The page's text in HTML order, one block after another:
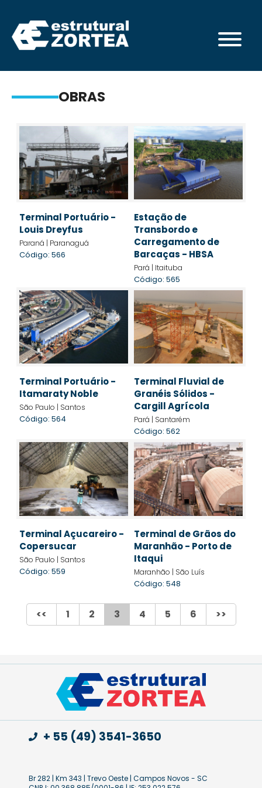
OBRAS
Terminal Portuário -
Louis Dreyfus
Paraná | Paranaguá
Código: 566
Estação de
Transbordo e
Carregamento de
Barcaças - HBSA
Pará | Itaituba
Código: 565
Terminal Portuário -
Itamaraty Noble
São Paulo | Santos
Código: 564
Terminal Fluvial de
Granéis Sólidos -
Cargill Agrícola
Pará | Santarém
Código: 562
Terminal Açucareiro -
Copersucar
São Paulo | Santos
Código: 559
Terminal de Grãos do
Maranhão - Porto de
Itaqui
Maranhão | São Luís
Código: 548
<< 1 2 3 4 5 6 >>
+ 55 (49) 3541-3650
Br 282 | Km 343 | Trevo Oeste | Campos Novos - SC